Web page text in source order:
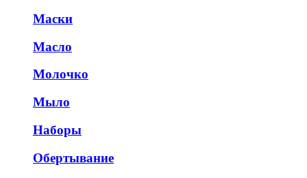
Маски
Масло
Молочко
Мыло
Наборы
Обертывание